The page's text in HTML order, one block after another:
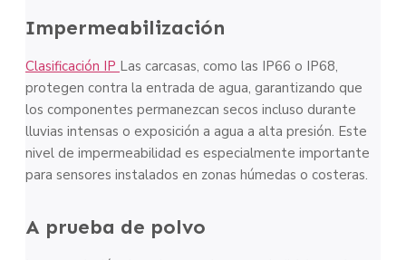
Impermeabilización
Clasificación IP Las carcasas, como las IP66 o IP68,
protegen contra la entrada de agua, garantizando que
los componentes permanezcan secos incluso durante
lluvias intensas o exposición a agua a alta presión. Este
nivel de impermeabilidad es especialmente importante
para sensores instalados en zonas húmedas o costeras.
A prueba de polvo